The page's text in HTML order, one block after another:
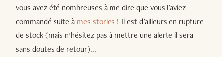
vous avez été nombreuses à me dire que vous l'aviez
commandé suite à mes stories ! Il est d'ailleurs en rupture
de stock (mais n'hésitez pas à mettre une alerte il sera
sans doutes de retour)...